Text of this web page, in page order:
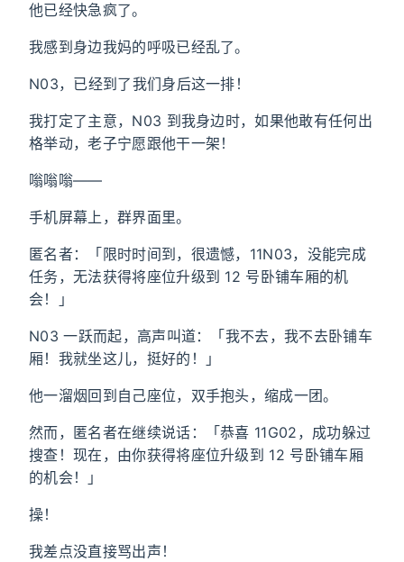
他已经快急疯了。
我感到身边我妈的呼吸已经乱了。
N03，已经到了我们身后这一排！
我打定了主意，N03 到我身边时，如果他敢有任何出
格举动，老子宁愿跟他干一架！
嗡嗡嗡——
手机屏幕上，群界面里。
匿名者：「限时时间到，很遗憾，11N03，没能完成
任务，无法获得将座位升级到 12 号卧铺车厢的机
会！」
N03 一跃而起，高声叫道：「我不去，我不去卧铺车
厢！我就坐这儿，挺好的！」
他一溜烟回到自己座位，双手抱头，缩成一团。
然而，匿名者在继续说话：「恭喜 11G02，成功躲过
搜查！现在，由你获得将座位升级到 12 号卧铺车厢
的机会！」
操！
我差点没直接骂出声！